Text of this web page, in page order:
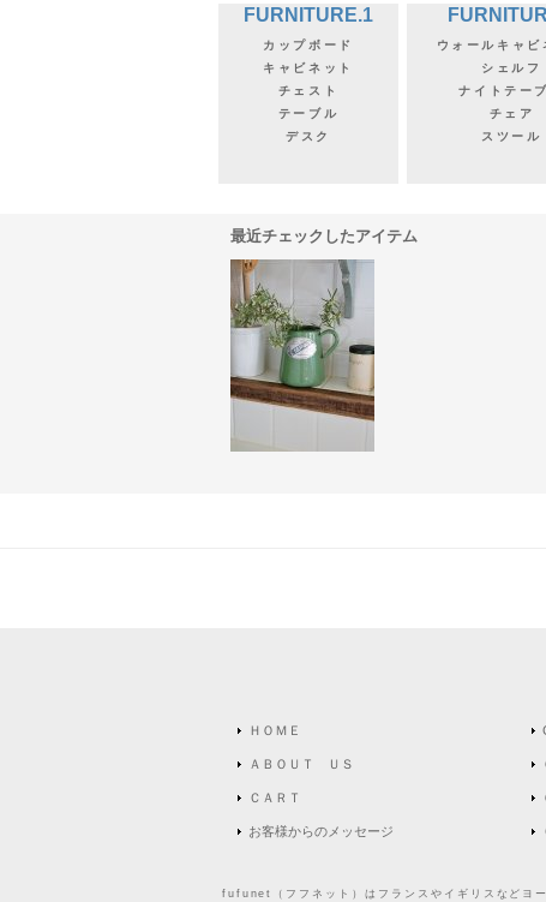
FURNITURE.1
カップボード
キャビネット
チェスト
テーブル
デスク
ウォールキャビ
シェルフ
ナイトテー
チェア
スツール
最近チェックしたアイテム
ＨＯＭＥ
ＡＢＯＵＴ ＵＳ
ＣＡＲＴ
お客様からのメッセージ
fufunet（フフネット）はフランスやイギリスなどヨ